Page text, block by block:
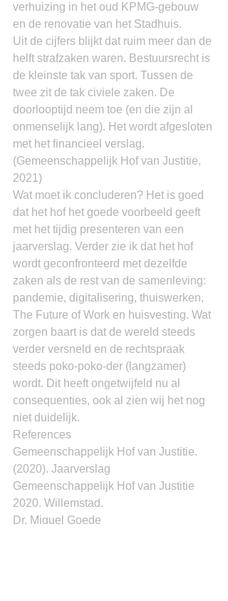
verhuizing in het oud KPMG-gebouw
en de renovatie van het Stadhuis.
Uit de cijfers blijkt dat ruim meer dan de
helft strafzaken waren. Bestuursrecht is
de kleinste tak van sport. Tussen de
twee zit de tak civiele zaken. De
doorlooptijd neem toe (en die zijn al
onmenselijk lang). Het wordt afgesloten
met het financieel verslag.
(Gemeenschappelijk Hof van Justitie,
2021)
Wat moet ik concluderen? Het is goed
dat het hof het goede voorbeeld geeft
met het tijdig presenteren van een
jaarverslag. Verder zie ik dat het hof
wordt geconfronteerd met dezelfde
zaken als de rest van de samenleving:
pandemie, digitalisering, thuiswerken,
The Future of Work en huisvesting. Wat
zorgen baart is dat de wereld steeds
verder versneld en de rechtspraak
steeds poko-poko-der (langzamer)
wordt. Dit heeft ongetwijfeld nu al
consequenties, ook al zien wij het nog
niet duidelijk.
References
Gemeenschappelijk Hof van Justitie.
(2020). Jaarverslag
Gemeenschappelijk Hof van Justitie
2020. Willemstad.
Dr. Miguel Goede